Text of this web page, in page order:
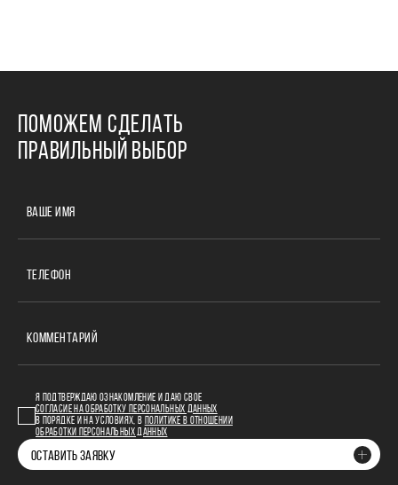
ПОМОЖЕМ СДЕЛАТЬ
ПРАВИЛЬНЫЙ ВЫБОР
ВАШЕ ИМЯ
ТЕЛЕФОН
КОММЕНТАРИЙ
Я ПОДТВЕРЖДАЮ ОЗНАКОМЛЕНИЕ И ДАЮ СВОЕ
СОГЛАСИЕ НА ОБРАБОТКУ ПЕРСОНАЛЬНЫХ ДАННЫХ
В ПОРЯДКЕ И НА УСЛОВИЯХ, В
ПОЛИТИКЕ В ОТНОШЕНИИ
ОБРАБОТКИ ПЕРСОНАЛЬНЫХ ДАННЫХ
ОСТАВИТЬ ЗАЯВКУ